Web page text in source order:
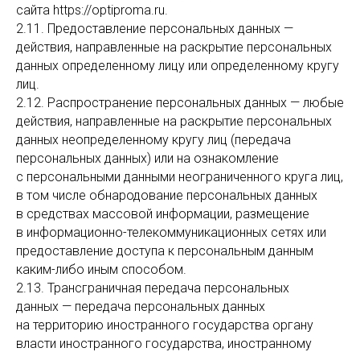
сайта https://optiproma.ru.
2.11. Предоставление персональных данных —
действия, направленные на раскрытие персональных
данных определенному лицу или определенному кругу
лиц.
2.12. Распространение персональных данных — любые
действия, направленные на раскрытие персональных
данных неопределенному кругу лиц (передача
персональных данных) или на ознакомление
с персональными данными неограниченного круга лиц,
в том числе обнародование персональных данных
в средствах массовой информации, размещение
в информационно-телекоммуникационных сетях или
предоставление доступа к персональным данным
каким-либо иным способом.
2.13. Трансграничная передача персональных
данных — передача персональных данных
на территорию иностранного государства органу
власти иностранного государства, иностранному